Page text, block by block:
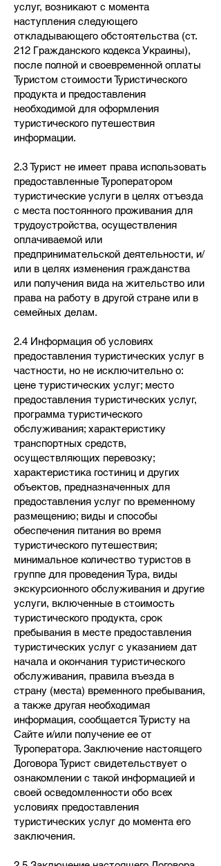
услуг, возникают с момента
наступления следующего
откладывающего обстоятельства (ст.
212 Гражданского кодекса Украины),
после полной и своевременной оплаты
Туристом стоимости Туристического
продукта и предоставления
необходимой для оформления
туристического путешествия
информации.
2.3 Турист не имеет права использовать
предоставленные Туроператором
туристические услуги в целях отъезда
с места постоянного проживания для
трудоустройства, осуществления
оплачиваемой или
предпринимательской деятельности, и/
или в целях изменения гражданства
или получения вида на жительство или
права на работу в другой стране или в
семейных делам.
2.4 Информация об условиях
предоставления туристических услуг в
частности, но не исключительно о:
цене туристических услуг; место
предоставления туристических услуг,
программа туристического
обслуживания; характеристику
транспортных средств,
осуществляющих перевозку;
характеристика гостиниц и других
объектов, предназначенных для
предоставления услуг по временному
размещению; виды и способы
обеспечения питания во время
туристического путешествия;
минимальное количество туристов в
группе для проведения Тура, виды
экскурсионного обслуживания и другие
услуги, включенные в стоимость
туристического продукта, срок
пребывания в месте предоставления
туристических услуг с указанием дат
начала и окончания туристического
обслуживания, правила въезда в
страну (места) временного пребывания,
а также другая необходимая
информация, сообщается Туристу на
Сайте и/или получение ее от
Туроператора. Заключение настоящего
Договора Турист свидетельствует о
ознакомлении с такой информацией и
своей осведомленности обо всех
условиях предоставления
туристических услуг до момента его
заключения.